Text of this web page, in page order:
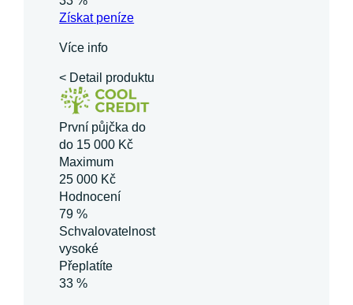
Získatpeníze
Více info
< Detail produktu
První půjčka do
do 15 000 Kč
Maximum
25 000 Kč
Hodnocení
79 %
Schvalovatelnost
vysoké
Přeplatíte
33 %